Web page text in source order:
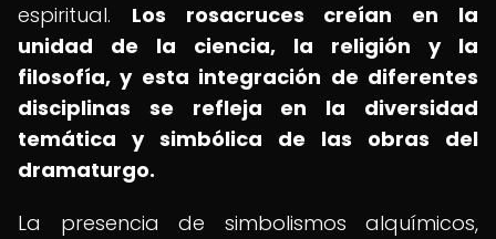
espiritual. Los rosacruces creían en la
unidad de la ciencia, la religión y la
filosofía, y esta integración de diferentes
disciplinas se refleja en la diversidad
temática y simbólica de las obras del
dramaturgo.
La presencia de simbolismos alquímicos,